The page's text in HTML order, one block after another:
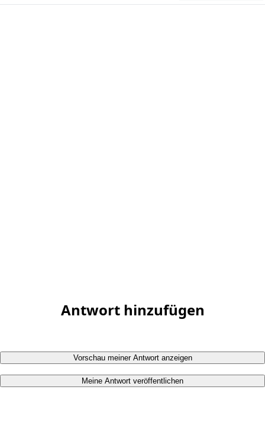
Antwort hinzufügen
Vorschau meiner Antwort anzeigen
Meine Antwort veröffentlichen